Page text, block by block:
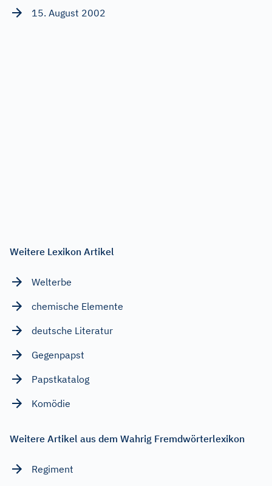
15. August 2002
Weitere Lexikon Artikel
Welterbe
chemische Elemente
deutsche Literatur
Gegenpapst
Papstkatalog
Komödie
Weitere Artikel aus dem Wahrig Fremdwörterlexikon
Regiment